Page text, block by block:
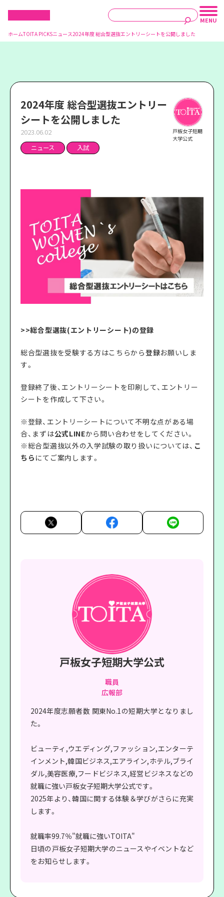
ホームTOITA PICKSニュース2024年度 総合型選抜エントリーシートを公開しました
2024年度 総合型選抜エントリー
シートを公開しました
2023.06.02
ニュース 入試
戸板女子短期
大学公式
>>総合型選抜(エントリーシート)の登録
総合型選抜を受験する方はこちらから登録お願いしま
す。
登録終了後、エントリーシートを印刷して、エントリー
シートを作成して下さい。
※登録、エントリーシートについて不明な点がある場
合、まずは公式LINEから問い合わせをしてください。
※総合型選抜以外の入学試験の取り扱いについては、 こ
ちら にてご案内します。
戸板女子短期大学公式
職員
広報部
2024年度志願者数 関東No.1の短期大学となりまし
た。
ビューティ,ウエディング,ファッション,エンターテ
インメント,韓国ビジネス,エアライン,ホテル,ブライ
ダル,美容医療,フードビジネス,経営ビジネスなどの
就職に強い戸板女子短期大学公式です。
2025年より、韓国に関する体験＆学びがさらに充実
します。
就職率99.7％"就職に強いTOITA"
日頃の戸板女子短期大学のニュースやイベントなど
をお知らせします。